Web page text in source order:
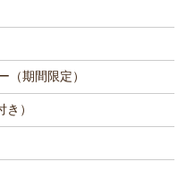
（期間限定）
）